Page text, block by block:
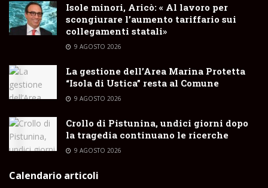
Isole minori, Aricò: « Al lavoro per
scongiurare l’aumento tariffario sui
collegamenti statali»
9 AGOSTO 2026
La gestione dell’Area Marina Protetta
“Isola di Ustica” resta al Comune
9 AGOSTO 2026
Crollo di Pistunina, undici giorni dopo
la tragedia continuano le ricerche
9 AGOSTO 2026
Calendario articoli